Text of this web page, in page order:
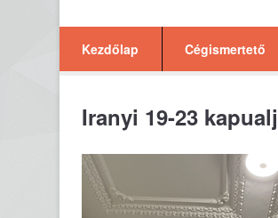
Kezdőlap Cégismertető
Iranyi 19-23 kapualj